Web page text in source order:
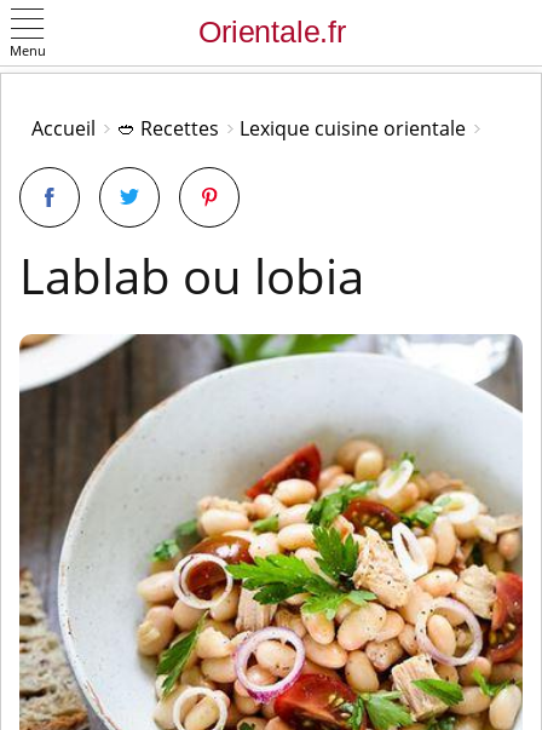
Menu
Accueil 🥙 Recettes Lexique cuisine orientale
Lablab ou lobia